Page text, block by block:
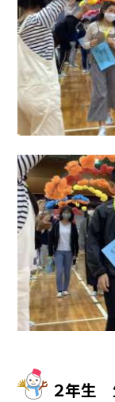
２年生